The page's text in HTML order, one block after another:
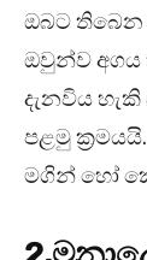
ඔබට තිබෙන
ඔවුන්ව අගය
දැනවිය
පළමු
මගින් හෝ